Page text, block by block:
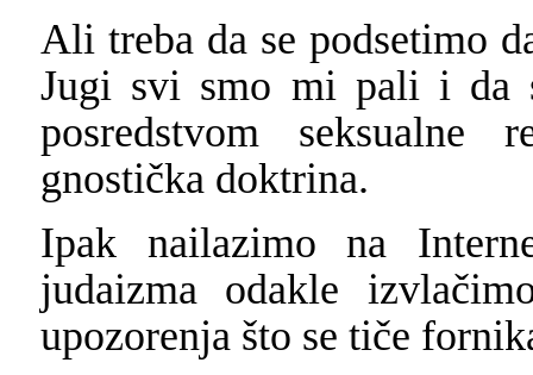
Ali treba da se podsetimo
Jugi svi smo mi pali i da
posredstvom seksualne
gnostička doktrina.
Ipak nailazimo na
judaizma odakle
upozorenja što se tiče